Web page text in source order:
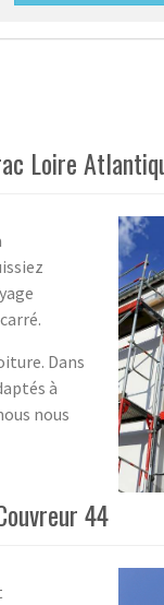
Loire
Dans
à
nous
44